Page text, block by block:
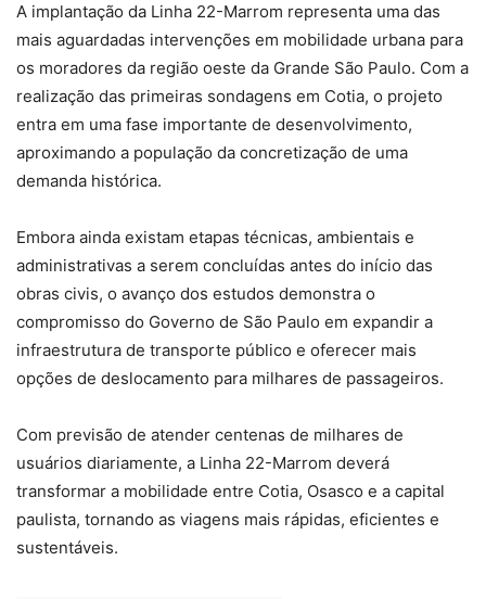
A implantação da Linha 22-Marrom representa uma das
mais aguardadas intervenções em mobilidade urbana para
os moradores da região oeste da Grande São Paulo. Com a
realização das primeiras sondagens em Cotia, o projeto
entra em uma fase importante de desenvolvimento,
aproximando a população da concretização de uma
demanda histórica.
Embora ainda existam etapas técnicas, ambientais e
administrativas a serem concluídas antes do início das
obras civis, o avanço dos estudos demonstra o
compromisso do Governo de São Paulo em expandir a
infraestrutura de transporte público e oferecer mais
opções de deslocamento para milhares de passageiros.
Com previsão de atender centenas de milhares de
usuários diariamente, a Linha 22-Marrom deverá
transformar a mobilidade entre Cotia, Osasco e a capital
paulista, tornando as viagens mais rápidas, eficientes e
sustentáveis.